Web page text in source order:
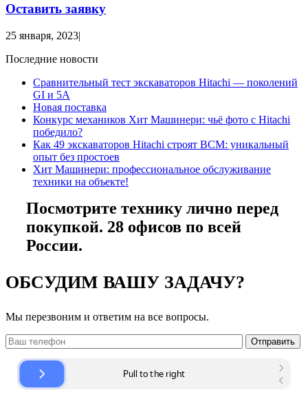
Оставить заявку
25 января, 2023|
Последние новости
Сравнительный тест экскаваторов Hitachi — поколений
GI и 5A
Новая поставка
Конкурс механиков Хит Машинери: чьё фото с Hitachi
победило?
Как 49 экскаваторов Hitachi строят ВСМ: уникальный
опыт без простоев
Хит Машинери: профессиональное обслуживание
техники на объекте!
Посмотрите технику лично перед
покупкой. 28 офисов по всей
России.
ОБСУДИМ ВАШУ ЗАДАЧУ?
Мы перезвоним и ответим на все вопросы.